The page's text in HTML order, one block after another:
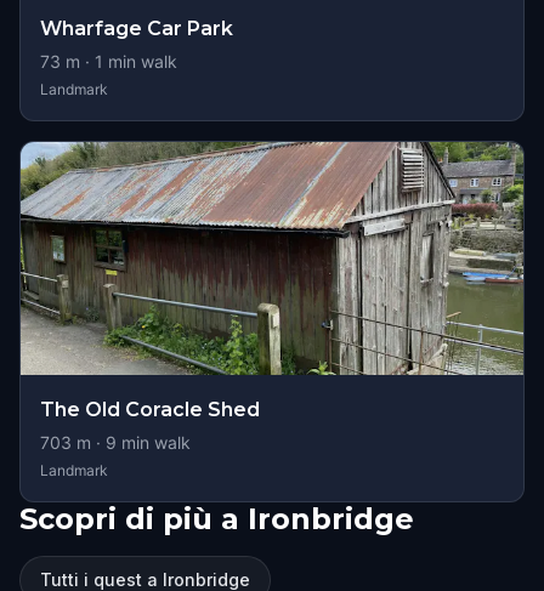
Wharfage Car Park
73 m · 1 min walk
Landmark
The Old Coracle Shed
703 m · 9 min walk
Landmark
Scopri di più a Ironbridge
Tutti i quest a Ironbridge